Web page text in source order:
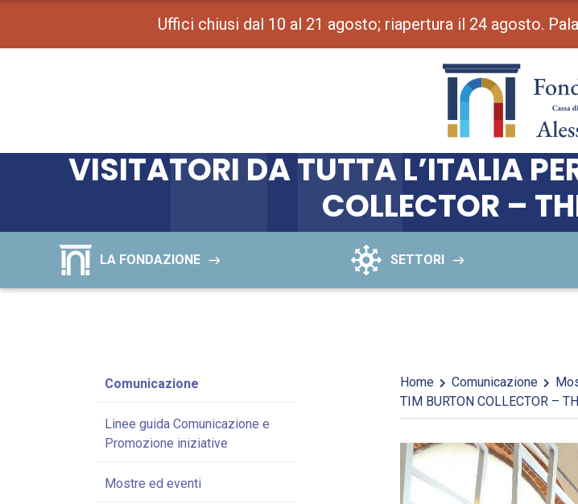
Uffici chiusi dal 10 al 21 agosto; riapertura il 24 agosto.
VISITATORI DA TUTTA L’ITALIA
COLLECTOR –
LA FONDAZIONE SETTORI
Comunicazione
Linee guida Comunicazione e
Promozione iniziative
Mostre ed eventi
Home Comunicazione
TIM BURTON COLLECTOR –